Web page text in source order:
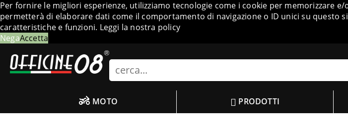
Per fornire le migliori esperienze, utilizziamo tecnologie come i cookie per memorizzare
permetterà di elaborare dati come il comportamento di navigazione o ID unici su
caratteristiche e funzioni. Leggi la nostra policy
NegaAccetta
Search
MOTO PRODOTTI